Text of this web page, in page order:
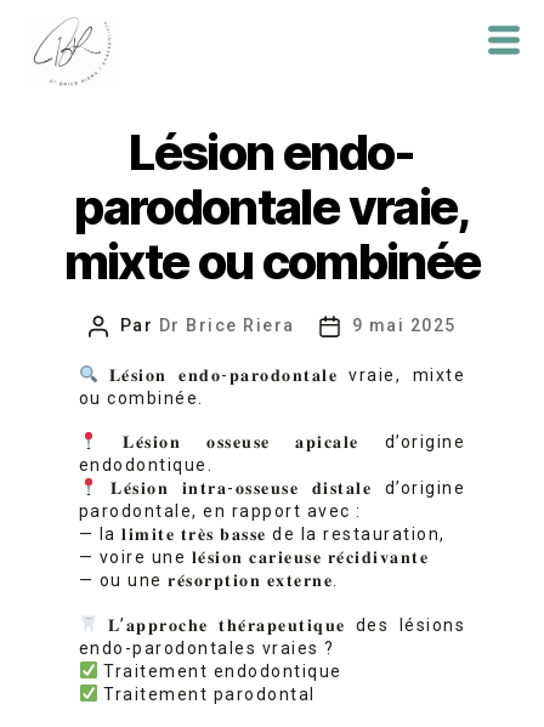
Lésion endo-
parodontale vraie,
mixte ou combinée
Auteur
l’article
Par Dr Brice Riera
Date
l’article
9 mai 2025
𝐋𝐞́𝐬𝐢𝐨𝐧 𝐞𝐧𝐝𝐨-𝐩𝐚𝐫𝐨𝐝𝐨𝐧𝐭𝐚𝐥𝐞 vraie, mixte
ou combinée.
𝐋𝐞́𝐬𝐢𝐨𝐧 𝐨𝐬𝐬𝐞𝐮𝐬𝐞 𝐚𝐩𝐢𝐜𝐚𝐥𝐞 d’origine
endodontique.
𝐋𝐞́𝐬𝐢𝐨𝐧 𝐢𝐧𝐭𝐫𝐚-𝐨𝐬𝐬𝐞𝐮𝐬𝐞 𝐝𝐢𝐬𝐭𝐚𝐥𝐞 d’origine
parodontale, en rapport avec :
— la 𝐥𝐢𝐦𝐢𝐭𝐞 𝐭𝐫𝐞̀𝐬 𝐛𝐚𝐬𝐬𝐞 de la restauration,
— voire une 𝐥𝐞́𝐬𝐢𝐨𝐧 𝐜𝐚𝐫𝐢𝐞𝐮𝐬𝐞 𝐫𝐞́𝐜𝐢𝐝𝐢𝐯𝐚𝐧𝐭𝐞
— ou une 𝐫𝐞́𝐬𝐨𝐫𝐩𝐭𝐢𝐨𝐧 𝐞𝐱𝐭𝐞𝐫𝐧𝐞.
𝐋’𝐚𝐩𝐩𝐫𝐨𝐜𝐡𝐞 𝐭𝐡𝐞́𝐫𝐚𝐩𝐞𝐮𝐭𝐢𝐪𝐮𝐞 des lésions
endo-parodontales vraies ?
Traitement endodontique
Traitement parodontal